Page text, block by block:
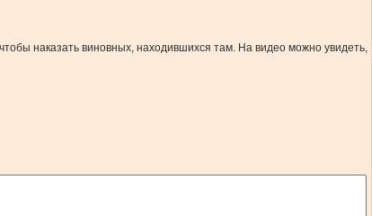
наказать виновных, находившихся там. На видео можно увидеть,